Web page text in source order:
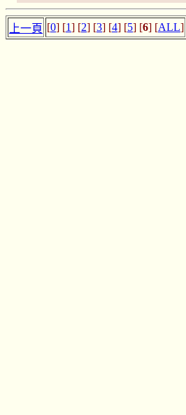
上一頁 [0] [1] [2] [3] [4] [5] [6] [ALL]